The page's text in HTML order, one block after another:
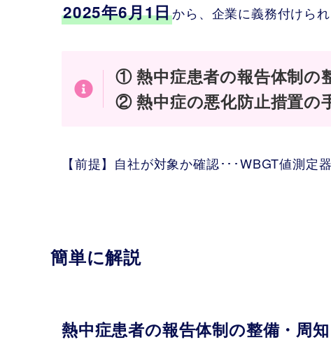
2025年6月1日から、企業に義務付けら
① 熱中症患者の報告体制の
② 熱中症の悪化防止措置の
【前提】自社が対象か確認･･･WBGT値測定
簡単に解説
熱中症患者の報告体制の整備・周知